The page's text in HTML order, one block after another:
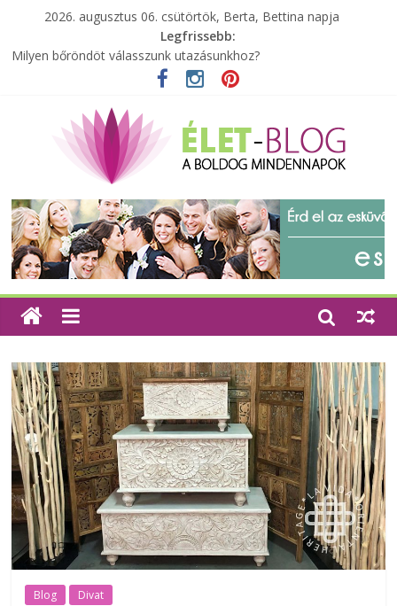
2026. augusztus 06. csütörtök, Berta, Bettina napja
Legfrissebb:
A zöld forradalom: A mosó- és parfümtermékek környezetbarát
szempontjainak erősítése
Milyen bőröndöt válasszunk utazásunkhoz?
Tartalék ajándék, amit szívesen megtartasz magadnak
Különleges tömörfa ládák Indiából
Blog Divat